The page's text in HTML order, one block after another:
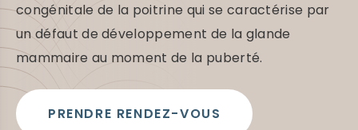
c
t
e
n
congénitale de la poitrine qui se caractérise par
un défaut de développement de la glande
mammaire au moment de la puberté.
PRENDRE RENDEZ-VOUS